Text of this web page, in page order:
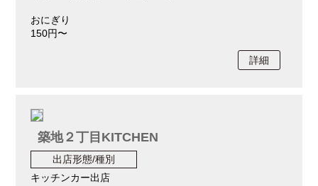
おにぎり
150円〜
詳細
築地２丁目KITCHEN
出店形態/種別
キッチンカー出店